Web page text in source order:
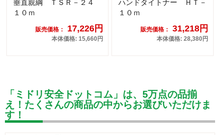
垂直親綱 ＴＳＲ－２４
１０ｍ
販売価格： 17,226円
本体価格: 15,660円
ハンドタイトナー ＨＴ－
１０ｍ
販売価格： 31,218円
本体価格: 28,380円
「ミドリ安全ドットコム」は、5万点の品揃
え！たくさんの商品の中からお選びいただけま
す！